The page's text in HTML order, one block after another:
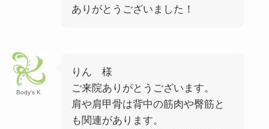
ありがとうございました！
Body's K
りん 様
ご来院ありがとうございます。
肩や肩甲骨は背中の筋肉や臀筋と
も関連があります。